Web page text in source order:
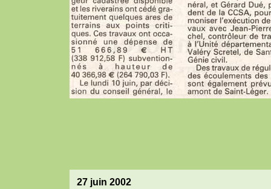
27 juin 2002